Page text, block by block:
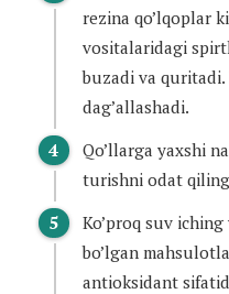
rezina qo’lqoplar
vositalaridagi
buzadi va quritadi.
dag’allashadi.
Qo’llarga yaxshi
turishni odat
Ko’proq suv
bo’lgan
antioksidant